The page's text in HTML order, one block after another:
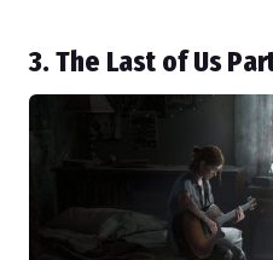
3. The Last of Us